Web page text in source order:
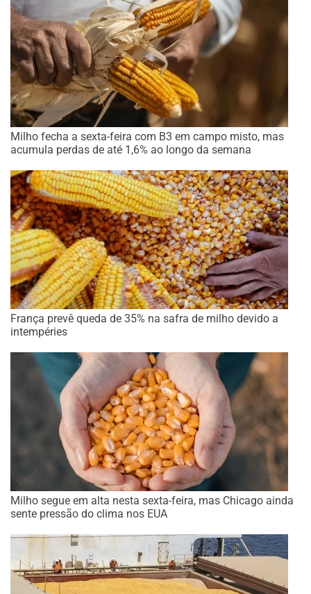
Milho fecha a sexta-feira com B3 em campo misto, mas
acumula perdas de até 1,6% ao longo da semana
França prevê queda de 35% na safra de milho devido a
intempéries
Milho segue em alta nesta sexta-feira, mas Chicago ainda
sente pressão do clima nos EUA